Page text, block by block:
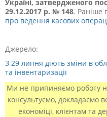
Україні, затвердженого
29.12.2017 р. № 148. Раніше
про ведення касових
Джерело:
З 29 липня діють зміни в
та інвентаризації
Ми не припиняємо роботу
консультуємо, докладаємо
економіці, клієнтам та